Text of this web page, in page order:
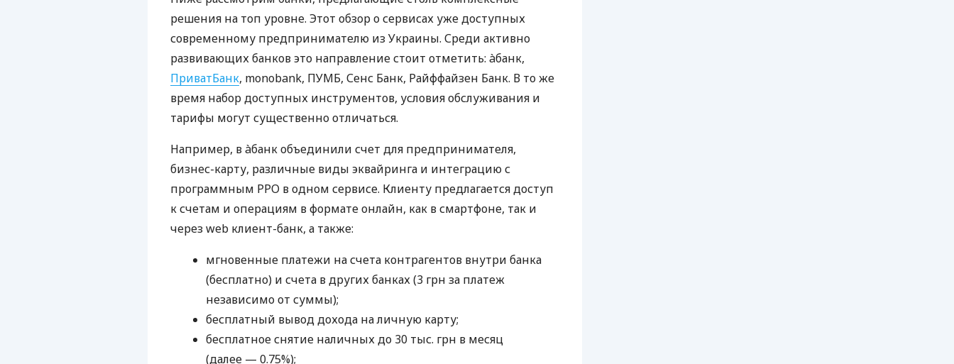
решения на топ уровне. Этот обзор о сервисах уже доступных
современному предпринимателю из Украины. Среди активно
развивающих банков это направление стоит отметить: àбанк,
ПриватБанк, monobank, ПУМБ, Сенс Банк, Райффайзен Банк. В то же
время набор доступных инструментов, условия обслуживания и
тарифы могут существенно отличаться.
Например, в àбанк объединили счет для предпринимателя,
бизнес-карту, различные виды эквайринга и интеграцию с
программным РРО в одном сервисе. Клиенту предлагается доступ
к счетам и операциям в формате онлайн, как в смартфоне, так и
через web клиент-банк, а также:
мгновенные платежи на счета контрагентов внутри банка
(бесплатно) и счета в других банках (3 грн за платеж
независимо от суммы);
бесплатный вывод дохода на личную карту;
бесплатное снятие наличных до 30 тыс. грн в месяц
(далее — 0.75%);